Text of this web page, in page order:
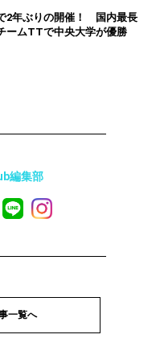
2年ぶりの開催！ 国内最長
ームTTで中央大学が優勝
編集部
一覧へ